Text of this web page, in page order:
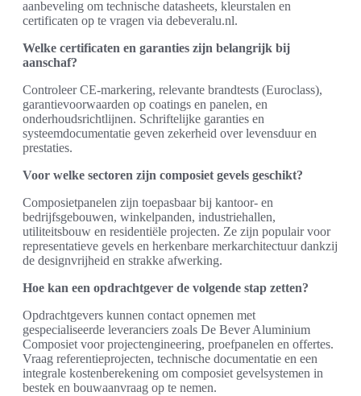
aanbeveling om technische datasheets, kleurstalen en
certificaten op te vragen via debeveralu.nl.
Welke certificaten en garanties zijn belangrijk bij
aanschaf?
Controleer CE-markering, relevante brandtests (Euroclass),
garantievoorwaarden op coatings en panelen, en
onderhoudsrichtlijnen. Schriftelijke garanties en
systeemdocumentatie geven zekerheid over levensduur en
prestaties.
Voor welke sectoren zijn composiet gevels geschikt?
Composietpanelen zijn toepasbaar bij kantoor- en
bedrijfsgebouwen, winkelpanden, industriehallen,
utiliteitsbouw en residentiële projecten. Ze zijn populair voor
representatieve gevels en herkenbare merkarchitectuur dankzij
de designvrijheid en strakke afwerking.
Hoe kan een opdrachtgever de volgende stap zetten?
Opdrachtgevers kunnen contact opnemen met
gespecialiseerde leveranciers zoals De Bever Aluminium
Composiet voor projectengineering, proefpanelen en offertes.
Vraag referentieprojecten, technische documentatie en een
integrale kostenberekening om composiet gevelsystemen in
bestek en bouwaanvraag op te nemen.